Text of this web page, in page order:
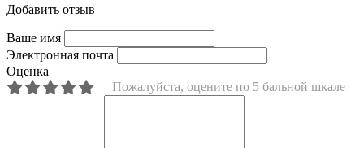
Добавить отзыв
Ваше имя
Электронная почта
Оценка
Пожалуйста, оцените по 5 бальной шкале